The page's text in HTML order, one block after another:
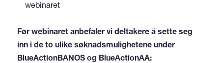
webinaret
Før webinaret anbefaler vi deltakere å sette seg
inn i de to ulike søknadsmulighetene under
BlueActionBANOS og BlueActionAA: